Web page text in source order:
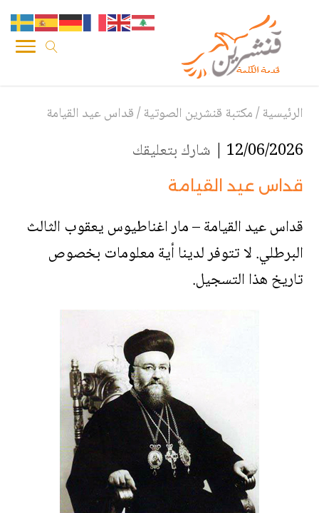
الرئيسية/مكتبة قنشرين الصوتية/قداس عيد القيامة
12/06/2026 | شارك بتعليقك
قداس عيد القيامة
قداس عيد القيامة – مار اغناطيوس يعقوب الثالث
البرطلي. لا تتوفر لدينا أية معلومات بخصوص
تاريخ هذا التسجيل.